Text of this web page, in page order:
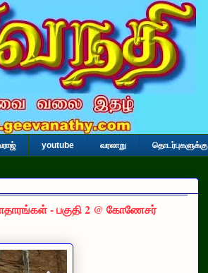
youtube வரலாறு தொடர்புகளுக்கு
- பகுதி 2 @ கோணேசர்